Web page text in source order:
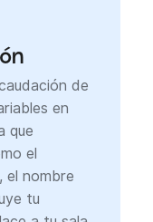
de
en
que
el
el nombre
tu